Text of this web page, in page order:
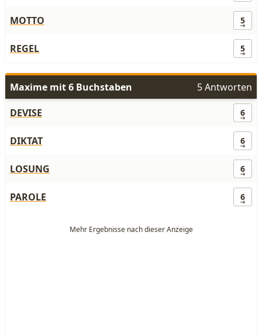
MOTTO 5
REGEL 5
Maxime mit 6 Buchstaben
5 Antworten
DEVISE
6
DIKTAT 6
LOSUNG 6
PAROLE 6